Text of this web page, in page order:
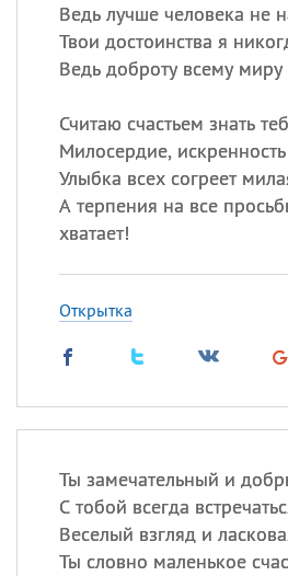
Ведь лучше человека не
Твои достоинства я
Ведь доброту всему
Считаю счастьем знать
Милосердие,
Улыбка всех согреет
А терпения на все
хватает!
Открытка
Ты замечательный и
С тобой всегда
Веселый взгляд и
Ты словно маленькое